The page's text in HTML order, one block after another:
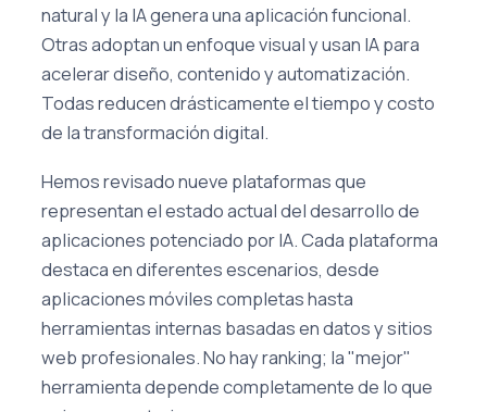
natural y la IA genera una aplicación funcional.
Otras adoptan un enfoque visual y usan IA para
acelerar diseño, contenido y automatización.
Todas reducen drásticamente el tiempo y costo
de la transformación digital.
Hemos revisado nueve plataformas que
representan el estado actual del desarrollo de
aplicaciones potenciado por IA. Cada plataforma
destaca en diferentes escenarios, desde
aplicaciones móviles completas hasta
herramientas internas basadas en datos y sitios
web profesionales. No hay ranking; la "mejor"
herramienta depende completamente de lo que